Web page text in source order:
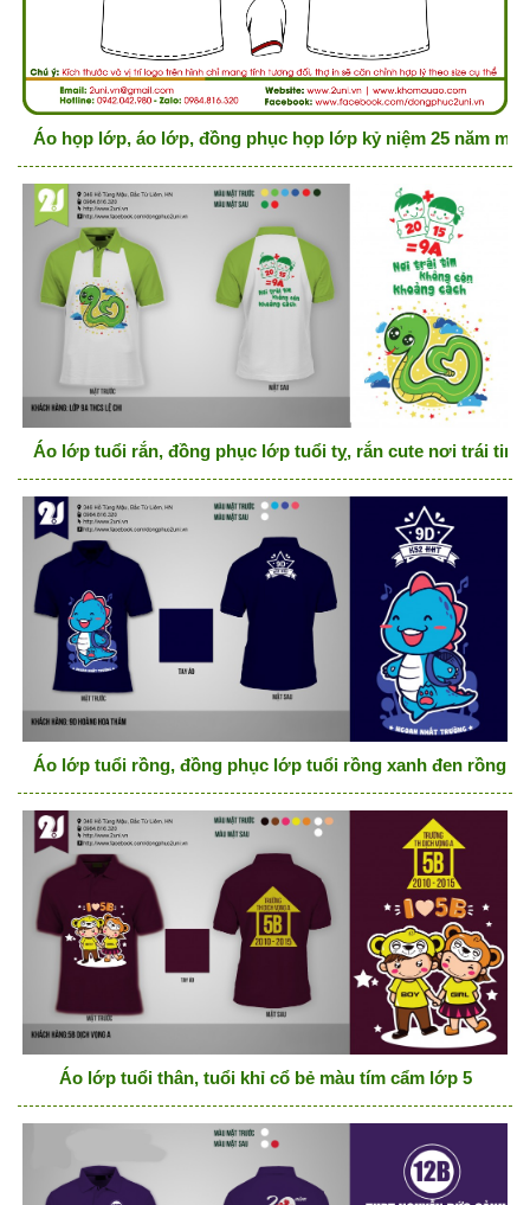
Áo họp lớp, áo lớp, đồng phục họp lớp kỷ niệm 25 năm
Áo lớp tuổi rắn, đồng phục lớp tuổi tỵ, rắn cute nơi trái tim
Áo lớp tuổi rồng, đồng phục lớp tuổi rồng xanh đen rồng
Áo lớp tuổi thân, tuổi khỉ cổ bẻ màu tím cẩm lớp 5